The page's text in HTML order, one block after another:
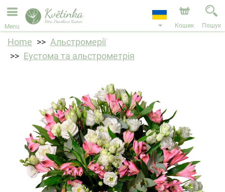
Ми приймаємо замовлення через наш інтернет-
магазин. Найближча можлива дата доставки —
11.08.2026 у зв’язку з відпусткою.
Menu Кошик Пошук
Home
Альстромерії
Еустома та альстрометрія